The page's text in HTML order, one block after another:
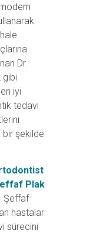
Dr.
gibi
iyi
tedavi
bir şekilde
Plak
Şeffaf
hastalar
sürecini